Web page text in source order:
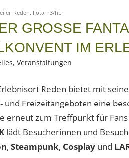
Reden. Foto: r3/hb
GROSSE
IM
, Veranstaltungen
Reden bietet mit
und Freizeitangeboten eine
erneut zum Treffpunkt für
lädt Besucherinnen und
, Steampunk, Cosplayund